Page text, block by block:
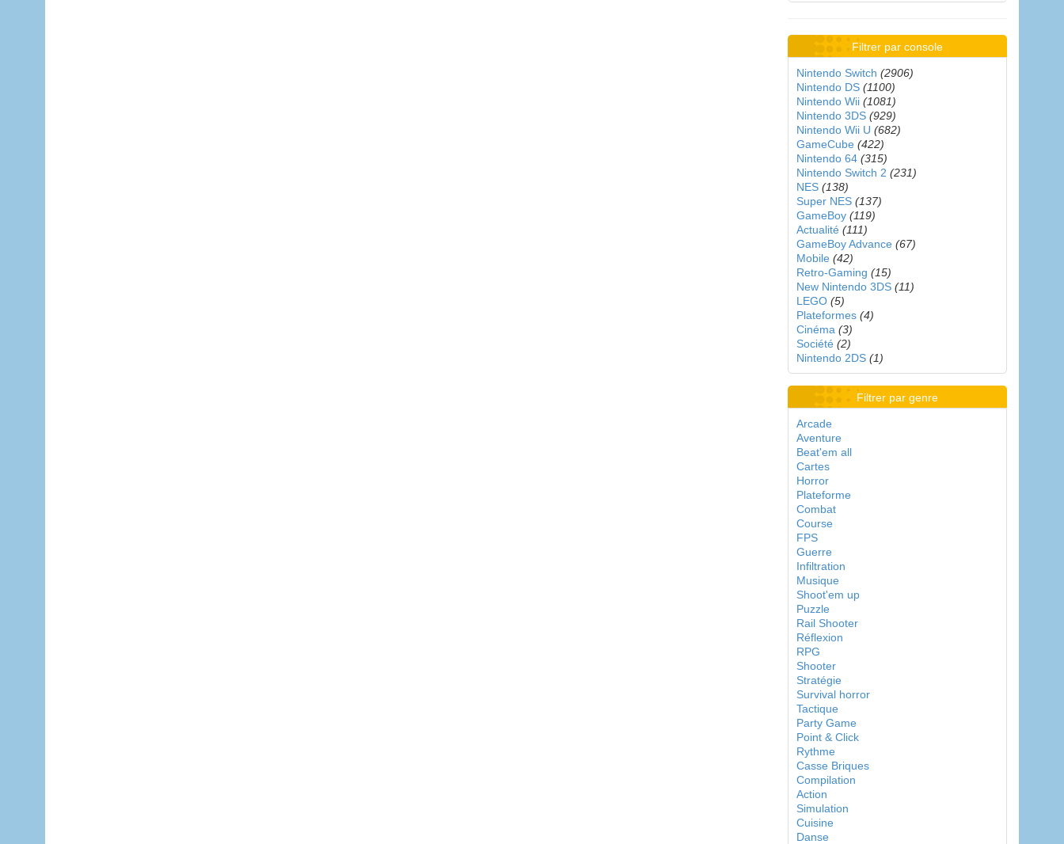
Filtrer par console
Nintendo Switch (2906)
Nintendo DS (1100)
Nintendo Wii (1081)
Nintendo 3DS (929)
Nintendo Wii U (682)
GameCube (422)
Nintendo 64 (315)
Nintendo Switch 2 (231)
NES (138)
Super NES (137)
GameBoy (119)
Actualité (111)
GameBoy Advance (67)
Mobile (42)
Retro-Gaming (15)
New Nintendo 3DS (11)
LEGO (5)
Plateformes (4)
Cinéma (3)
Société (2)
Nintendo 2DS (1)
Filtrer par genre
Arcade
Aventure
Beat'em all
Cartes
Horror
Plateforme
Combat
Course
FPS
Guerre
Infiltration
Musique
Shoot'em up
Puzzle
Rail Shooter
Réflexion
RPG
Shooter
Stratégie
Survival horror
Tactique
Party Game
Point & Click
Rythme
Casse Briques
Compilation
Action
Simulation
Cuisine
Danse